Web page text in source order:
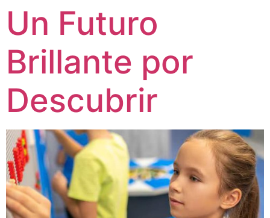
Un Futuro
Brillante por
Descubrir